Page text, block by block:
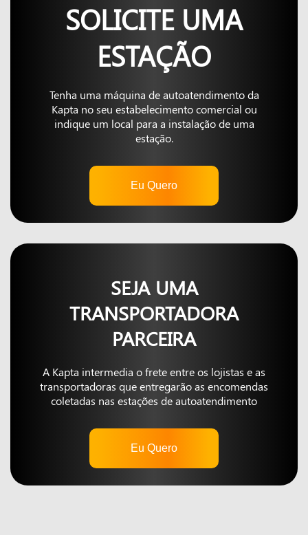
SOLICITE UMA
ESTAÇÃO
Tenha uma máquina de autoatendimento da
Kapta no seu estabelecimento comercial ou
indique um local para a instalação de uma
estação.
Eu Quero
SEJA UMA
TRANSPORTADORA
PARCEIRA
A Kapta intermedia o frete entre os lojistas e as
transportadoras que entregarão as encomendas
coletadas nas estações de autoatendimento
Eu Quero